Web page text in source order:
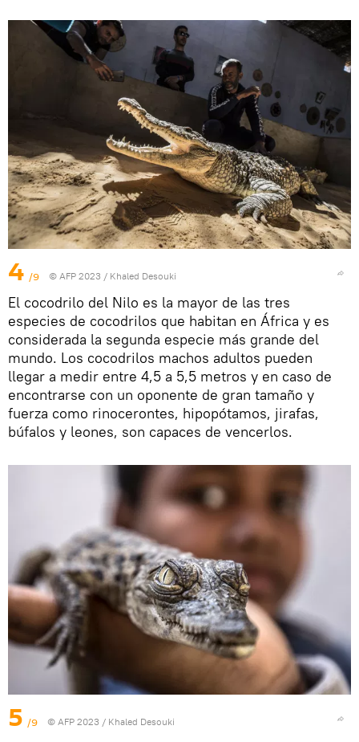
4 /9 © AFP 2023 / Khaled Desouki
El cocodrilo del Nilo es la mayor de las tres
especies de cocodrilos que habitan en África y es
considerada la segunda especie más grande del
mundo. Los cocodrilos machos adultos pueden
llegar a medir entre 4,5 a 5,5 metros y en caso de
encontrarse con un oponente de gran tamaño y
fuerza como rinocerontes, hipopótamos, jirafas,
búfalos y leones, son capaces de vencerlos.
5 /9 © AFP 2023 / Khaled Desouki